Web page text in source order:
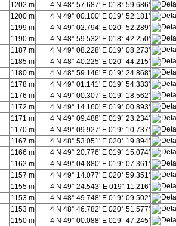
1202 m 4 N 48° 57.687' E 018° 59.686'
1200 m 4 N 49° 00.100' E 019° 52.181'
1199 m 4 N 49° 02.794' E 020° 52.289'
1190 m 4 N 48° 59.532' E 018° 42.250'
1187 m 4 N 49° 08.228' E 019° 08.273'
1185 m 4 N 48° 40.225' E 020° 44.215'
1180 m 4 N 48° 59.146' E 019° 24.868'
1178 m 4 N 49° 01.141' E 019° 54.333'
1176 m 4 N 49° 00.307' E 019° 18.562'
1172 m 4 N 49° 14.160' E 019° 00.893'
1171 m 4 N 49° 09.488' E 019° 23.234'
1170 m 4 N 49° 09.927' E 019° 10.737'
1167 m 4 N 48° 53.051' E 020° 19.894'
1166 m 4 N 49° 20.776' E 019° 15.074'
1162 m 4 N 49° 04.880' E 019° 07.361'
1157 m 4 N 49° 14.077' E 020° 59.351'
1155 m 4 N 49° 24.543' E 019° 11.216'
1153 m 4 N 48° 49.748' E 019° 09.502'
1153 m 4 N 48° 46.782' E 020° 51.577'
1150 m 4 N 49° 00.088' E 019° 47.245'